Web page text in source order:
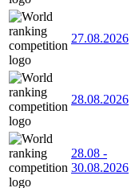
27.08.2026
28.08.2026
28.08 -
30.08.2026